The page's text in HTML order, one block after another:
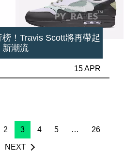
！Travis Scott將再帶起
新潮流
15 APR
2 3 4 5 … 26
NEXT